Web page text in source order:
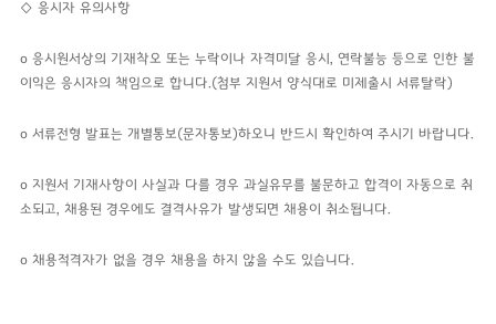
◇ 응시자 유의사항
o 응시원서상의 기재착오 또는 누락이나 자격미달 응시, 연락불능 등으로 인한 불
이익은 응시자의 책임으로 합니다.(첨부 지원서 양식대로 미제출시 서류탈락)
o 서류전형 발표는 개별통보(문자통보)하오니 반드시 확인하여 주시기 바랍니다.
o 지원서 기재사항이 사실과 다를 경우 과실유무를 불문하고 합격이 자동으로 취
소되고, 채용된 경우에도 결격사유가 발생되면 채용이 취소됩니다.
o 채용적격자가 없을 경우 채용을 하지 않을 수도 있습니다.